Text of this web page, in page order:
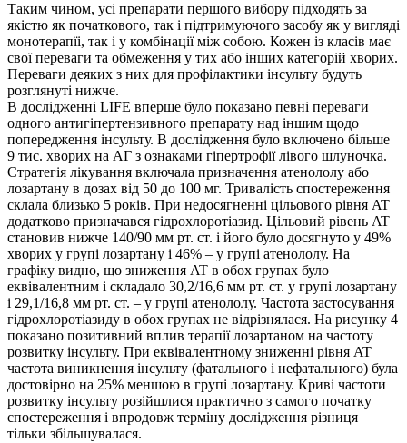
Таким чином, усі препарати першого вибору підходять за
якістю як початкового, так і підтримуючого засобу як у вигляді
монотерапїі, так і у комбінації між собою. Кожен із класів має
свої переваги та обмеження у тих або інших категорій хворих.
Переваги деяких з них для профілактики інсульту будуть
розглянуті нижче.
В дослідженні LIFE вперше було показано певні переваги
одного антигіпертензивного препарату над іншим щодо
попередження інсульту. В дослідження було включено більше
9 тис. хворих на АГ з ознаками гіпертрофії лівого шлуночка.
Стратегія лікування включала призначення атенололу або
лозартану в дозах від 50 до 100 мг. Тривалість спостереження
склала близько 5 років. При недосягненні цільового рівня AT
додатково призначався гідрохлоротіазид. Цільовий рівень AT
становив нижче 140/90 мм рт. ст. і його було досягнуто у 49%
хворих у групі лозартану і 46% – у групі атенололу. На
графіку видно, що зниження AT в обох групах було
еквівалентним і складало 30,2/16,6 мм рт. ст. у групі лозартану
і 29,1/16,8 мм рт. ст. – у групі атенололу. Частота застосування
гідрохлоротіазиду в обох групах не відрізнялася. На рисунку 4
показано позитивний вплив терапії лозартаном на частоту
розвитку інсульту. При еквівалентному зниженні рівня AT
частота виникнення інсульту (фатального і нефатального) була
достовірно на 25% меншою в групі лозартану. Криві частоти
розвитку інсульту розійшлися практично з самого початку
спостереження і впродовж терміну дослідження різниця
тільки збільшувалася.